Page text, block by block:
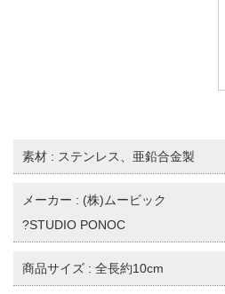
素材 : ステンレス、亜鉛合金製
メーカー : (株)ムービック
?STUDIO PONOC
商品サイズ : 全長約10cm